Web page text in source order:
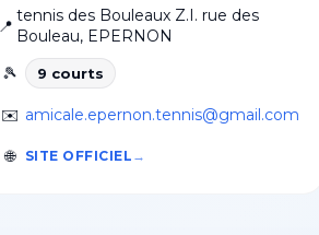
📍
tennis des Bouleaux Z.I. rue des
Bouleau, EPERNON
🎾
9 courts
✉️ amicale.epernon.tennis@gmail.com
🌐 SITE OFFICIEL